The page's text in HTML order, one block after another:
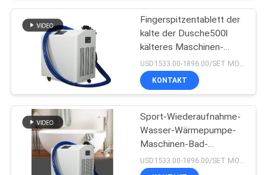
Fingerspitzentablett der
kalte der Dusche500l
kälteres Maschinen-
220V
KONTAKT
Sport-Wiederaufnahme-
Wasser-Wärmepumpe-
Maschinen-Bad-
Badekurort AC127V